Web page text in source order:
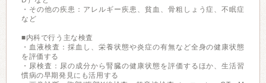
・その他の疾患：アレルギー疾患、貧血、骨粗しょう症、不眠症
など
■内科で行う主な検査
・血液検査：採血し、栄養状態や炎症の有無など全身の健康状態
を評価する
・尿検査：尿の成分から腎臓の健康状態を評価するほか、生活習
慣病の早期発見にも活用する